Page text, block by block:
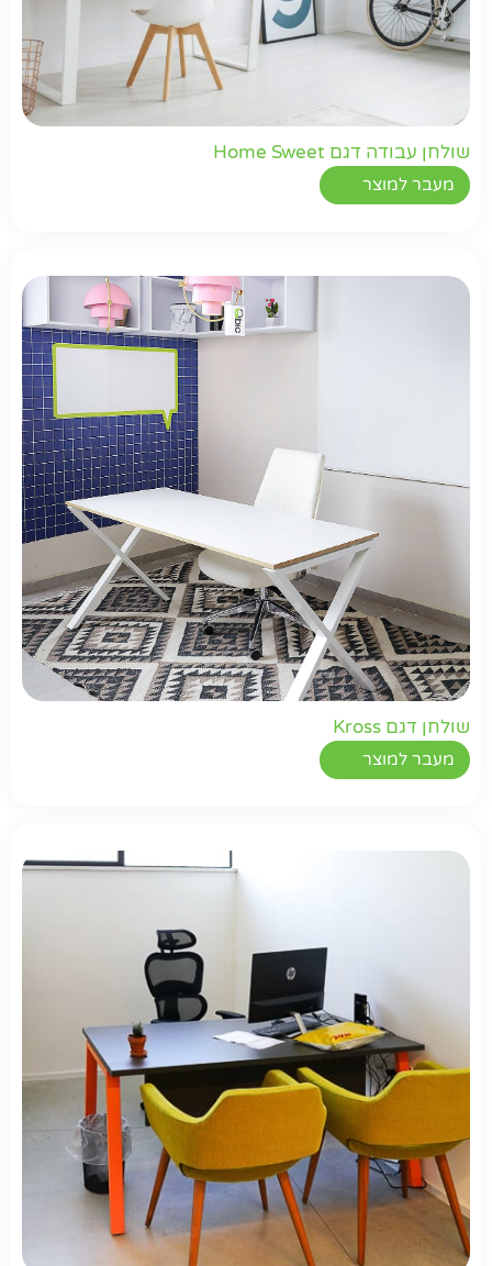
שולחן עבודה דגם Home Sweet
מעבר למוצר
שולחן דגם Kross
מעבר למוצר